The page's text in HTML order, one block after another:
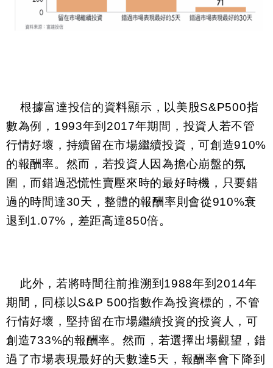
根據富達投信的資料顯示，以美股S&P500指
數為例，1993年到2017年期間，投資人若不管
行情好壞，持續留在市場繼續投資，可創造910%
的報酬率。然而，若投資人因為擔心崩盤的氛
圍，而錯過恐慌性賣壓來時的最好時機，只要錯
過的時間達30天，整體的報酬率則會從910%衰
退到1.07%，差距高達850倍。
此外，若將時間往前推溯到1988年到2014年
期間，同樣以S&P 500指數作為投資標的，不管
行情好壞，堅持留在市場繼續投資的投資人，可
創造733%的報酬率。然而，若選擇出場觀望，錯
過了市場表現最好的天數達5天，報酬率會下降到